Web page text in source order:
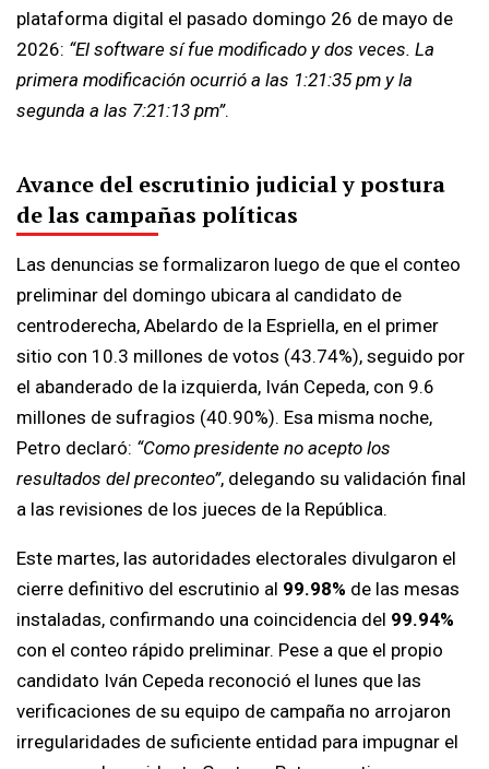
plataforma digital el pasado domingo 26 de mayo de
2026: “El software sí fue modificado y dos veces. La
primera modificación ocurrió a las 1:21:35 pm y la
segunda a las 7:21:13 pm”.
Avance del escrutinio judicial y postura
de las campañas políticas
Las denuncias se formalizaron luego de que el conteo
preliminar del domingo ubicara al candidato de
centroderecha, Abelardo de la Espriella, en el primer
sitio con 10.3 millones de votos (43.74%), seguido por
el abanderado de la izquierda, Iván Cepeda, con 9.6
millones de sufragios (40.90%). Esa misma noche,
Petro declaró: “Como presidente no acepto los
resultados del preconteo”, delegando su validación final
a las revisiones de los jueces de la República.
Este martes, las autoridades electorales divulgaron el
cierre definitivo del escrutinio al 99.98% de las mesas
instaladas, confirmando una coincidencia del 99.94%
con el conteo rápido preliminar. Pese a que el propio
candidato Iván Cepeda reconoció el lunes que las
verificaciones de su equipo de campaña no arrojaron
irregularidades de suficiente entidad para impugnar el